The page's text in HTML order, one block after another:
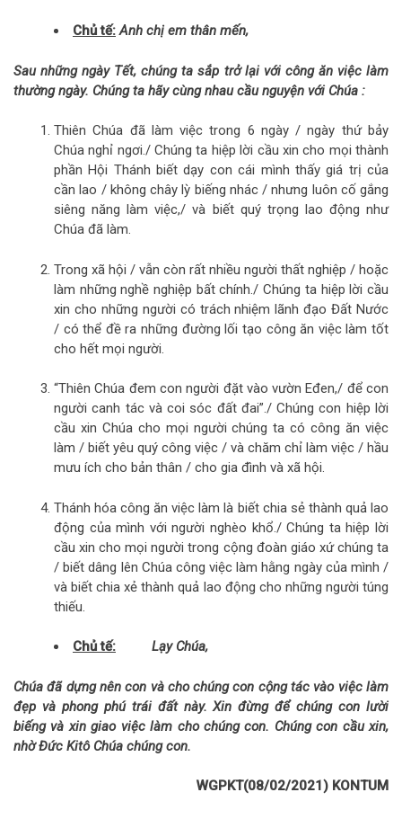
Chủ tế: Anh chị em thân mến,
Sau những ngày Tết, chúng ta sắp trở lại với công ăn việc làm
thường ngày. Chúng ta hãy cùng nhau cầu nguyện với Chúa :
Thiên Chúa đã làm việc trong 6 ngày / ngày thứ bảy
Chúa nghỉ ngơi./ Chúng ta hiệp lời cầu xin cho mọi thành
phần Hội Thánh biết dạy con cái mình thấy giá trị của
cần lao / không chây lỳ biếng nhác / nhưng luôn cố gắng
siêng năng làm việc,/ và biết quý trọng lao động như
Chúa đã làm.
Trong xã hội / vẫn còn rất nhiều người thất nghiệp / hoặc
làm những nghề nghiệp bất chính./ Chúng ta hiệp lời cầu
xin cho những người có trách nhiệm lãnh đạo Đất Nước
/ có thể đề ra những đường lối tạo công ăn việc làm tốt
cho hết mọi người.
“Thiên Chúa đem con người đặt vào vườn Eđen,/ để con
người canh tác và coi sóc đất đai”./ Chúng con hiệp lời
cầu xin Chúa cho mọi người chúng ta có công ăn việc
làm / biết yêu quý công việc / và chăm chỉ làm việc / hầu
mưu ích cho bản thân / cho gia đình và xã hội.
Thánh hóa công ăn việc làm là biết chia sẻ thành quả lao
động của mình với người nghèo khổ./ Chúng ta hiệp lời
cầu xin cho mọi người trong cộng đoàn giáo xứ chúng ta
/ biết dâng lên Chúa công việc làm hằng ngày của mình /
và biết chia xẻ thành quả lao động cho những người túng
thiếu.
Chủ tế: Lạy Chúa,
Chúa đã dựng nên con và cho chúng con cộng tác vào việc làm
đẹp và phong phú trái đất này. Xin đừng để chúng con lười
biếng và xin giao việc làm cho chúng con. Chúng con cầu xin,
nhờ Đức Kitô Chúa chúng con.
WGPKT(08/02/2021) KONTUM